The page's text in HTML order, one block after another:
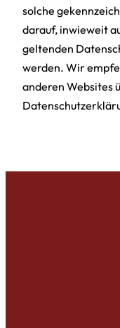
solche
darauf, inwieweit
geltenden
werden. Wir
anderen Websites